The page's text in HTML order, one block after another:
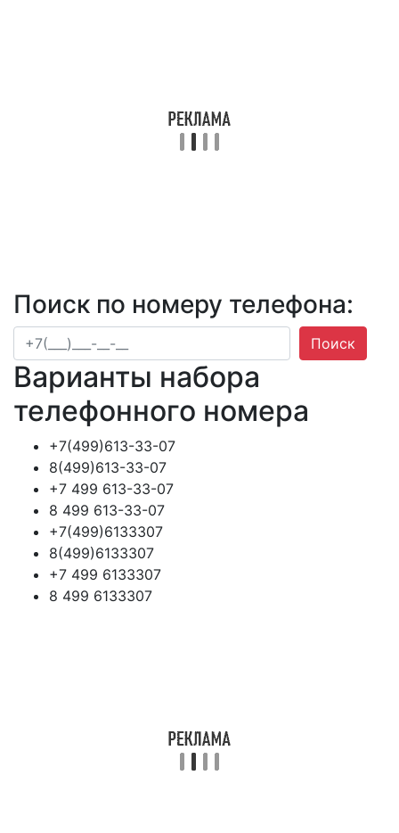
Поиск по номеру телефона:
Поиск
Варианты набора
телефонного номера
+7(499)613-33-07
8(499)613-33-07
+7 499 613-33-07
8 499 613-33-07
+7(499)6133307
8(499)6133307
+7 499 6133307
8 499 6133307